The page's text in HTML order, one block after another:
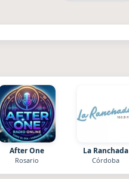
After One
Rosario
La Ranchada
Córdoba